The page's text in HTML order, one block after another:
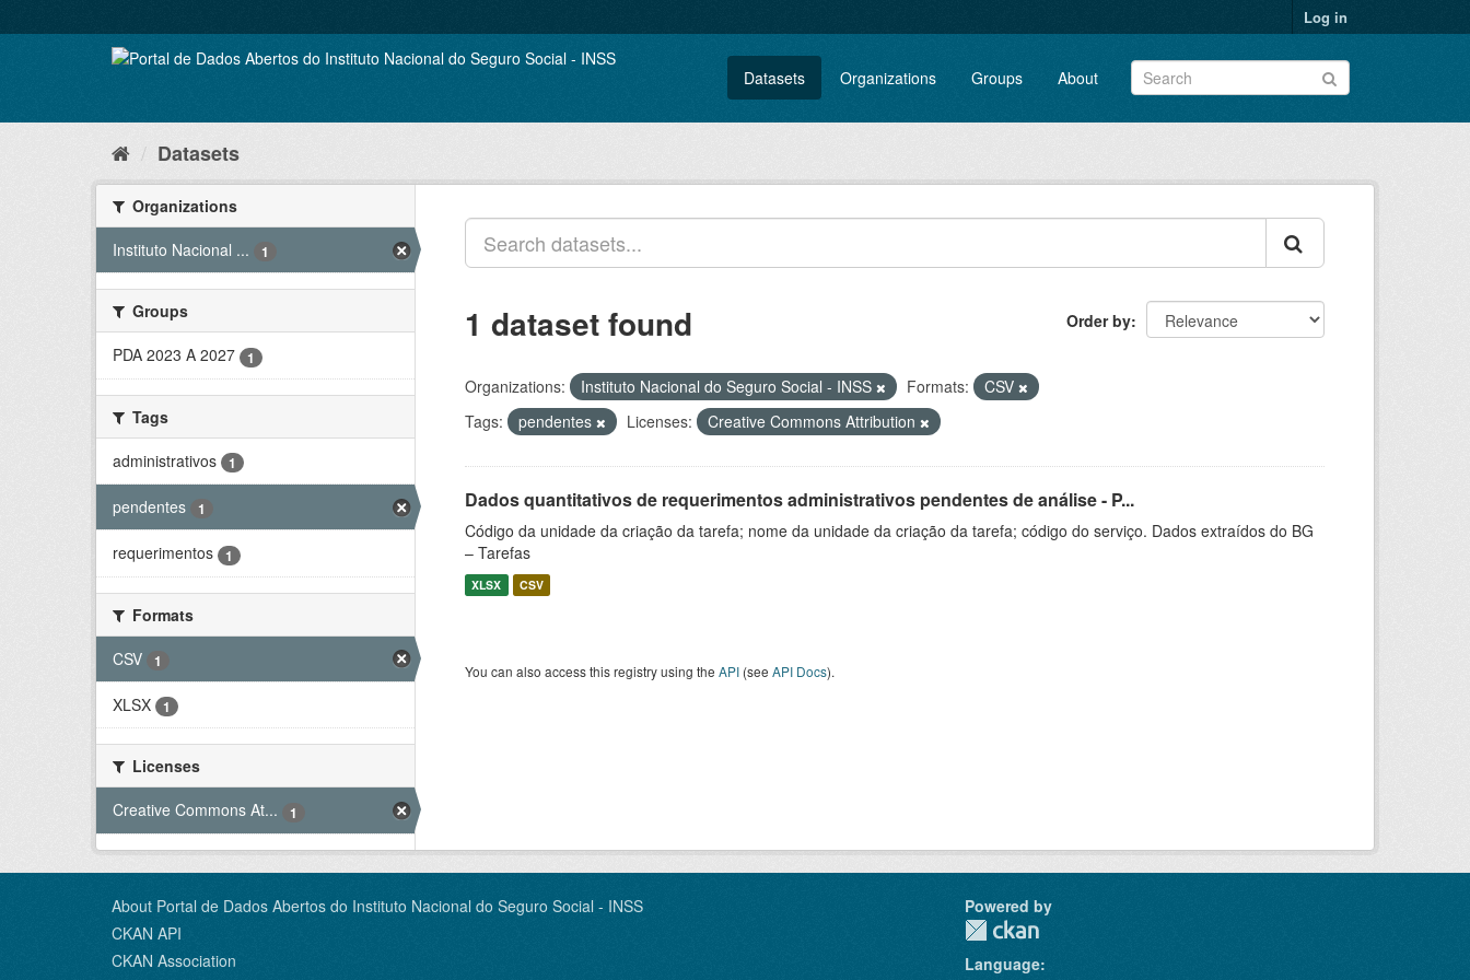
to
Log in
Datasets Organizations Groups About
Datasets
Organizations
Instituto Nacional ...
1
Groups
PDA 2023 A 2027
1
Tags
administrativos
1
pendentes 1
requerimentos 1
Formats
CSV
1
XLSX 1
Licenses
Creative Commons At...
1
Order by
1 dataset found
Organizations: Instituto Nacional do Seguro Social - INSS Formats:
CSV
Tags:
pendentes Licenses: Creative Commons Attribution
Dados quantitativos de requerimentos administrativos pendentes de análise - P...
Código da unidade da criação da tarefa; nome da unidade da criação da tarefa; código do serviço. Dados extraídos do BG
– Tarefas
XLSX CSV
You can also access this registry using the API (see API Docs).
About Portal de Dados Abertos do Instituto Nacional do Seguro Social - INSS
CKAN API
CKAN Association
Powered by
Language